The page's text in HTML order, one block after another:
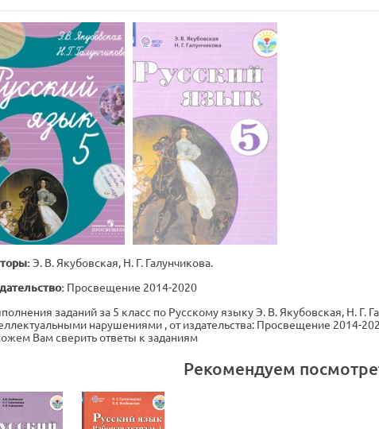
Э. В. Якубовская, Н. Г. Галунчикова.
Просвещение 2014-2020
заданий за 5 класс по Русскому языку Э. В. Якубовская, Н. Г.
нарушениями , от издательства: Просвещение 2014-
Вам сверить ответы к заданиям
Рекомендуем